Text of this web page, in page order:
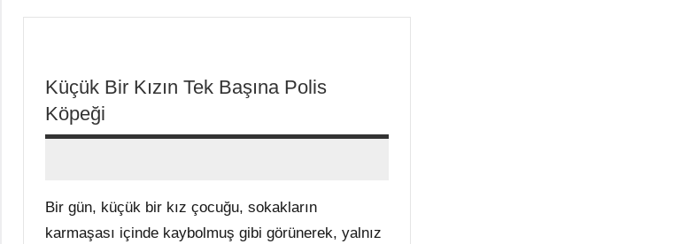
Küçük Bir Kızın Tek Başına Polis
Köpeği
Bir gün, küçük bir kız çocuğu, sokakların
karmaşası içinde kaybolmuş gibi görünerek, yalnız